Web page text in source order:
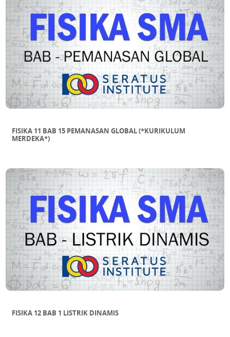
FISIKA 11 BAB 15 PEMANASAN GLOBAL (*KURIKULUM
MERDEKA*)
FISIKA 12 BAB 1 LISTRIK DINAMIS